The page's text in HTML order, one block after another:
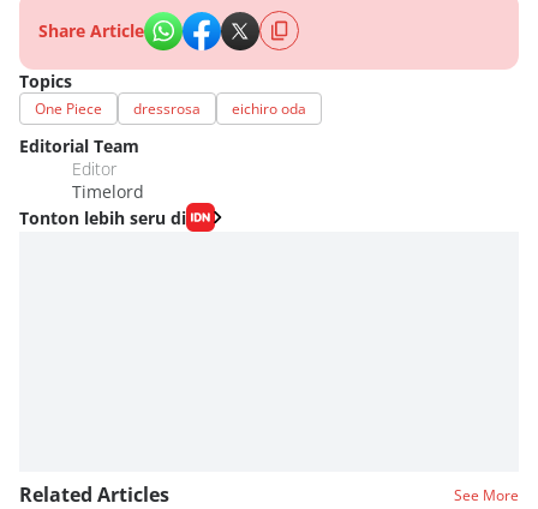
Share Article
Topics
One Piece dressrosa eichiro oda
Editorial Team
Editor
Timelord
Tonton lebih seru di
Related Articles See More